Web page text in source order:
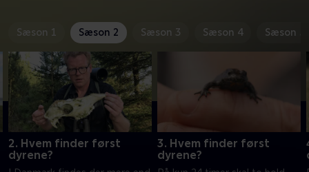
Sæson 1 Sæson 2 Sæson 3 Sæson 4 Sæson 5
2. Hvem finder først
dyrene?
3. Hvem finder først
dyrene?